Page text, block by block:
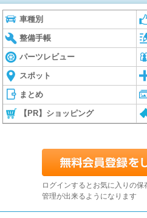
車種別
整備手帳
パーツレビュー
スポット
まとめ
【PR】ショッピング
ログインするとお気に入りの
管理が出来るようになります